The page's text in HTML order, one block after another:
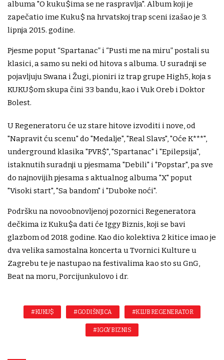
albuma "O kuku$ima se ne raspravlja". Album koji je
zapečatio ime Kuku$ na hrvatskoj trap sceni izašao je 3.
lipnja 2015. godine.
Pjesme poput “Spartanac” i “Pusti me na miru” postali su
klasici, a samo su neki od hitova s albuma. U suradnji se
pojavljuju Swana i Žugi, pioniri iz trap grupe High5, koja s
KUKU$om skupa čini 33 bandu, kao i Vuk Oreb i Doktor
Bolest.
U Regeneratoru će uz stare hitove izvoditi i nove, od
"Napravit ću scenu" do "Medalje", "Real Slavs", "Oće K***",
underground klasika "PVR$", "Spartanac" i "Epilepsija",
istaknutih suradnji u pjesmama "Debili" i "Popstar", pa sve
do najnovijih pjesama s aktualnog albuma "X" poput
"Visoki start", "Sa bandom" i "Duboke noći".
Podršku na novoobnovljenoj pozornici Regeneratora
dečkima iz Kuku$a dati će Iggy Biznis, koji se bavi
glazbom od 2018. godine. Kao dio kolektiva 2 kitice imao je
dva velika samostalna koncerta u Tvornici Kulture u
Zagrebu te je nastupao na festivalima kao sto su GnG,
Beat na moru, Porcijunkulovo i dr.
#KUKU$ #GODIŠNJICA #KLUB REGENERATOR
#IGGY BIZNIS